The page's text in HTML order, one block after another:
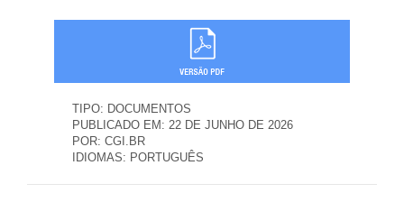
TIPO: DOCUMENTOS
PUBLICADO EM: 22 DE JUNHO DE 2026
POR: CGI.BR
IDIOMAS: PORTUGUÊS